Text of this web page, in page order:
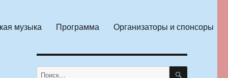
музыка Программа Организаторы и спонсоры
Искать: ПОИСК